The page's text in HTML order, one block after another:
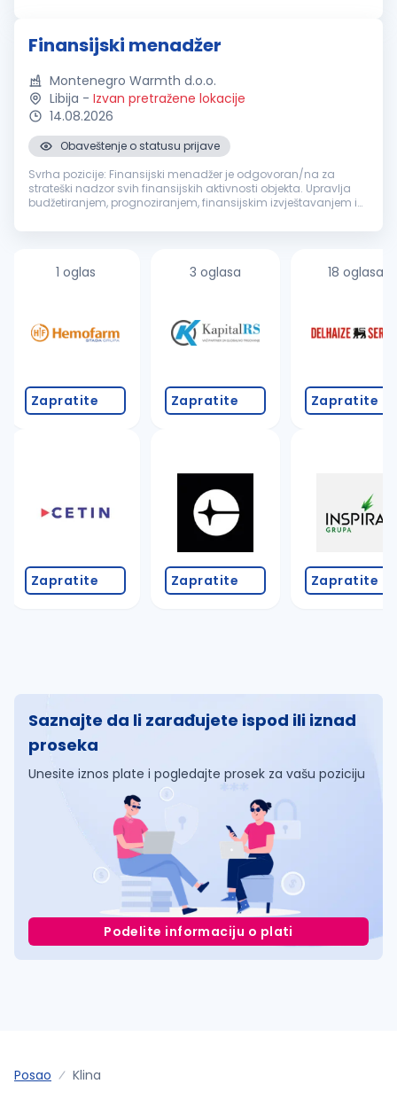
Finansijski menadžer
Montenegro Warmth d.o.o.
Libija - Izvan pretražene lokacije
14.08.2026
Obaveštenje o statusu prijave
Svrha pozicije: Finansijski menadžer je odgovoran/na za
strateški nadzor svih finansijskih aktivnosti objekta. Upravlja
budžetiranjem, prognoziranjem, finansijskim izvještavanjem i
finansijsku st...
1 oglas
Zapratite
Zapratite
3 oglasa
Zapratite
Zapratite
18 oglasa
Zapratite
Zapratite
Saznajte da li zarađujete ispod ili iznad
proseka
Unesite iznos plate i pogledajte prosek za vašu poziciju
Podelite informaciju o plati
Posao Klina